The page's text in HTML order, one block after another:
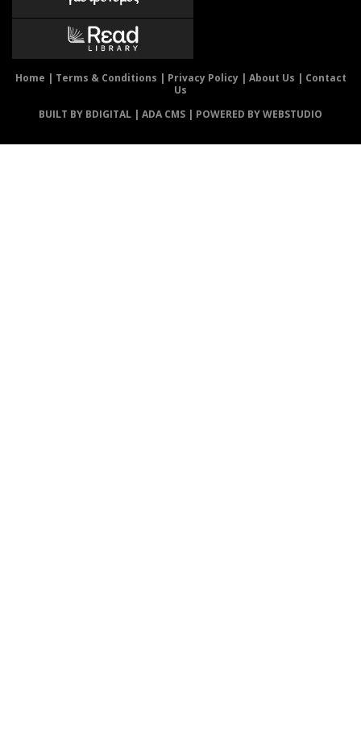
Home | Terms & Conditions | Privacy Policy| About Us | Contact
Us
BUILT BY BDIGITAL | ADA CMS | POWERED BY WEBSTUDIO